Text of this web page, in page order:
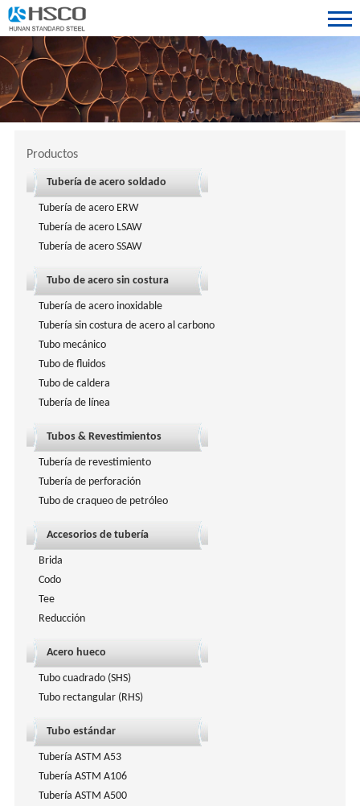
Productos
Tubería de acero soldado
Tubería de acero ERW
Tubería de acero LSAW
Tubería de acero SSAW
Tubo de acero sin costura
Tubería de acero inoxidable
Tubería sin costura de acero al carbono
Tubo mecánico
Tubo de fluidos
Tubo de caldera
Tubería de línea
Tubos & Revestimientos
Tubería de revestimiento
Tubería de perforación
Tubo de craqueo de petróleo
Accesorios de tubería
Brida
Codo
Tee
Reducción
Acero hueco
Tubo cuadrado (SHS)
Tubo rectangular (RHS)
Tubo estándar
Tubería ASTM A53
Tubería ASTM A106
Tubería ASTM A500